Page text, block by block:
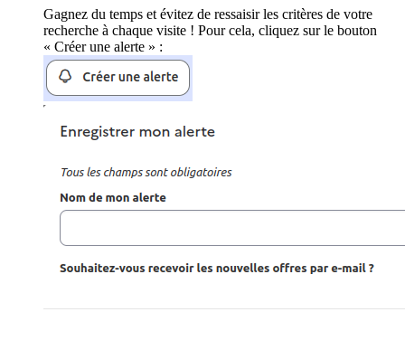
Gagnez du temps et évitez de ressaisir les critères de votre
recherche à chaque visite ! Pour cela, cliquez sur le bouton
« Créer une alerte » :